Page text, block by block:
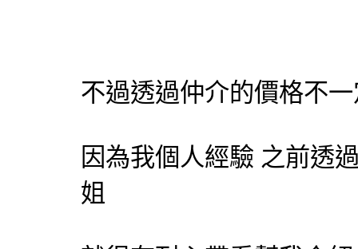
不過透過仲介的價格不
因為我個人經驗 之前透
姐